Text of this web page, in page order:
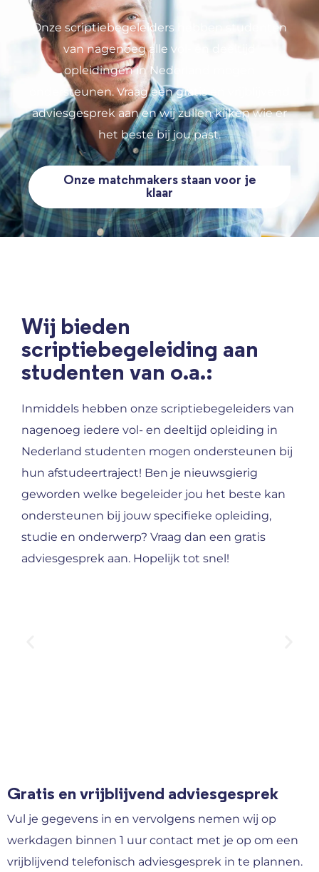
Onze scriptiebegeleiders hebben studenten
van nagenoeg alle vol- en deeltijd
opleidingen in Nederland mogen
ondersteunen. Vraag een gratis en vrijblijvend
adviesgesprek aan en wij zullen kijken wie er
het beste bij jou past.
Onze matchmakers staan voor je
klaar
Wij bieden
scriptiebegeleiding aan
studenten van o.a.:
Inmiddels hebben onze scriptiebegeleiders van
nagenoeg iedere vol- en deeltijd opleiding in
Nederland studenten mogen ondersteunen bij
hun afstudeertraject! Ben je nieuwsgierig
geworden welke begeleider jou het beste kan
ondersteunen bij jouw specifieke opleiding,
studie en onderwerp? Vraag dan een gratis
adviesgesprek aan. Hopelijk tot snel!
Gratis en vrijblijvend adviesgesprek
Vul je gegevens in en vervolgens nemen wij op
werkdagen binnen 1 uur contact met je op om een
vrijblijvend telefonisch adviesgesprek in te plannen.